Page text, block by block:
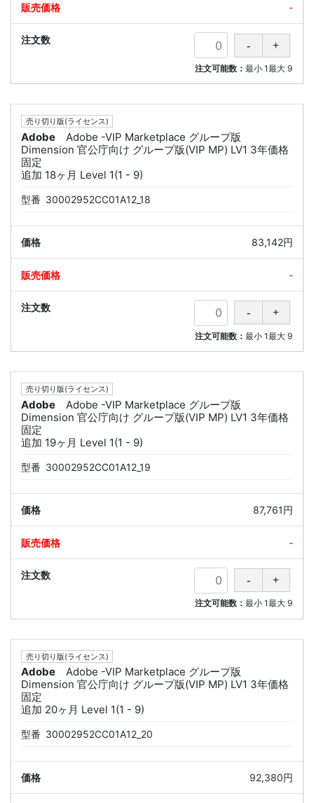
-
注文可能数：最小 1最大 9
売り切り版(ライセンス)
Adobe
Adobe -VIP Marketplace グループ版
Dimension 官公庁向け グループ版(VIP MP) LV1 3年価格
固定
追加 18ヶ月 Level 1(1 - 9)
型番 30002952CC01A12_18
83,142円
-
注文可能数：最小 1最大 9
売り切り版(ライセンス)
Adobe
Adobe -VIP Marketplace グループ版
Dimension 官公庁向け グループ版(VIP MP) LV1 3年価格
固定
追加 19ヶ月 Level 1(1 - 9)
型番 30002952CC01A12_19
87,761円
-
注文可能数：最小 1最大 9
売り切り版(ライセンス)
Adobe
Adobe -VIP Marketplace グループ版
Dimension 官公庁向け グループ版(VIP MP) LV1 3年価格
固定
追加 20ヶ月 Level 1(1 - 9)
型番 30002952CC01A12_20
92,380円